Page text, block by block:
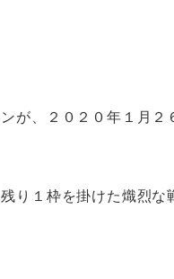
が、２０２０年１月
り１枠を掛けた熾烈な